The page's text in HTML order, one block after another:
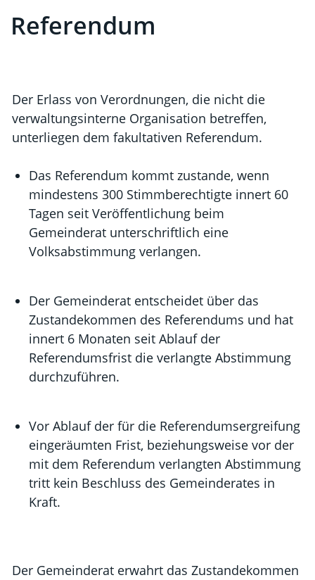
Referendum
Der Erlass von Verordnungen, die nicht die
verwaltungsinterne Organisation betreffen,
unterliegen dem fakultativen Referendum.
Das Referendum kommt zustande, wenn
mindestens 300 Stimmberechtigte innert 60
Tagen seit Veröffentlichung beim
Gemeinderat unterschriftlich eine
Volksabstimmung verlangen.
Der Gemeinderat entscheidet über das
Zustandekommen des Referendums und hat
innert 6 Monaten seit Ablauf der
Referendumsfrist die verlangte Abstimmung
durchzuführen.
Vor Ablauf der für die Referendumsergreifung
eingeräumten Frist, beziehungsweise vor der
mit dem Referendum verlangten Abstimmung
tritt kein Beschluss des Gemeinderates in
Kraft.
Der Gemeinderat erwahrt das Zustandekommen
Zugehörige Objekte